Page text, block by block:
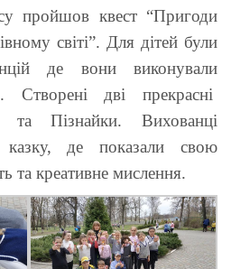
пройшов квест “Пригоди
світі”. Для дітей були
де вони виконували
Створені дві прекрасні
та Пізнайки. Вихованці
казку, де показали свою
та креативне мислення.